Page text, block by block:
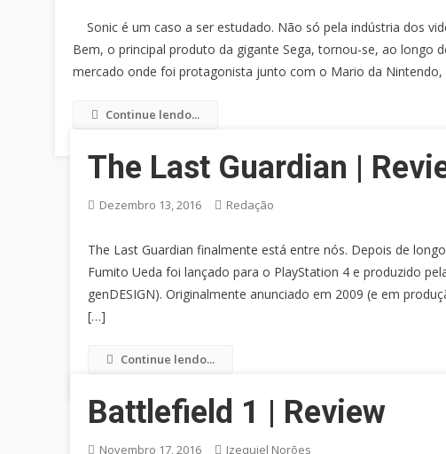
Sonic é um caso a ser estudado. Não só pela indústria dos
Bem, o principal produto da gigante Sega, tornou-se, ao longo
mercado onde foi protagonista junto com o Mario da
Continue lendo...
The Last Guardian |
Dezembro 13, 2016 Redação
The Last Guardian finalmente está entre nós. Depois de
Fumito Ueda foi lançado para o PlayStation 4 e produzido
genDESIGN). Originalmente anunciado em 2009 (e em
[…]
Continue lendo...
Battlefield 1 | Review
Novembro 17, 2016 Izequiel Norões